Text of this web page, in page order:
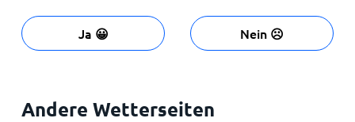
Ja 😀 Nein ☹️
Andere Wetterseiten